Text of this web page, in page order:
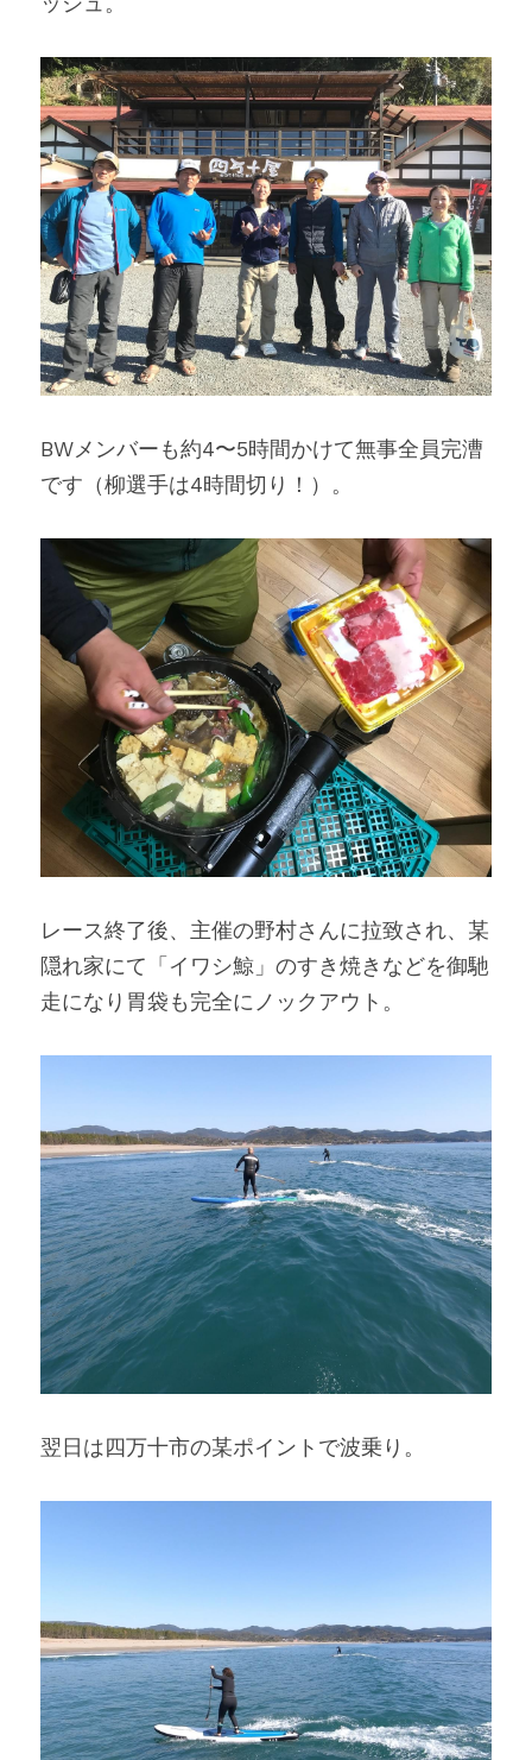
BWメンバーも約4〜5時間かけて無事全員完漕
です（柳選手は4時間切り！）。
レース終了後、主催の野村さんに拉致され、某
隠れ家にて「イワシ鯨」のすき焼きなどを御馳
走になり胃袋も完全にノックアウト。
翌日は四万十市の某ポイントで波乗り。